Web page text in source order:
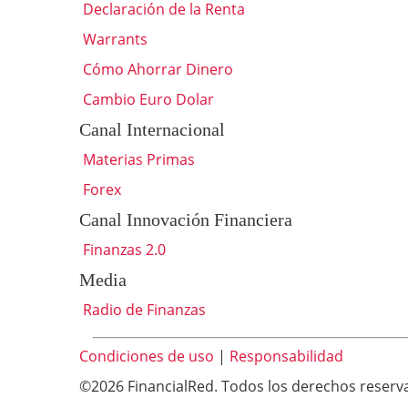
Declaración de la Renta
Warrants
Cómo Ahorrar Dinero
Cambio Euro Dolar
Canal Internacional
Materias Primas
Forex
Canal Innovación Financiera
Finanzas 2.0
Media
Radio de Finanzas
Condiciones de uso | Responsabilidad
©2026 FinancialRed. Todos los derechos